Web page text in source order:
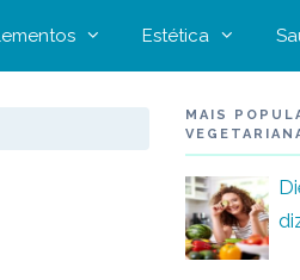
Estética
MAIS